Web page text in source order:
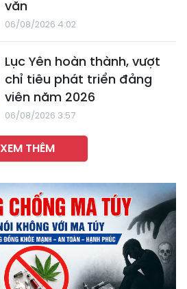
văn
06/08/2026 4:02
Lục Yên hoàn thành, vượt
chỉ tiêu phát triển đảng
viên năm 2026
06/08/2026 3:57
XEM THÊM